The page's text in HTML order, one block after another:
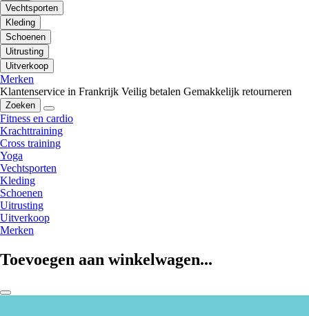
Vechtsporten
Kleding
Schoenen
Uitrusting
Uitverkoop
Merken
Klantenservice in Frankrijk Veilig betalen Gemakkelijk retourneren
Zoeken
Fitness en cardio
Krachttraining
Cross training
Yoga
Vechtsporten
Kleding
Schoenen
Uitrusting
Uitverkoop
Merken
Toevoegen aan winkelwagen...